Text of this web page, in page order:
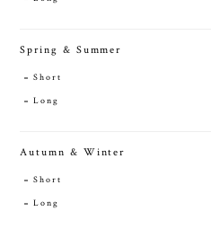
Spring & Summer
Short
Long
Autumn & Winter
Short
Long